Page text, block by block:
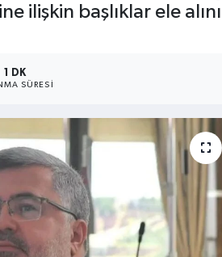
ilişkin başlıklar ele
1 DK
SÜRESI